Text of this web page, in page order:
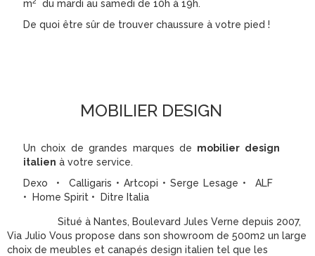
m
du mardi au samedi de 10h à 19h.
De quoi être sûr de trouver chaussure à votre pied !
MOBILIER DESIGN
Un choix de grandes marques de mobilier design
italien à votre service.
Dexo • Calligaris • Artcopi • Serge Lesage • ALF
• Home Spirit • Ditre Italia
Situé à Nantes, Boulevard Jules Verne depuis 2007,
Via Julio Vous propose dans son showroom de 500m2 un large
choix de meubles et canapés design italien tel que les